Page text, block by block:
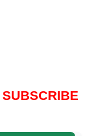
SUBSCRIBE